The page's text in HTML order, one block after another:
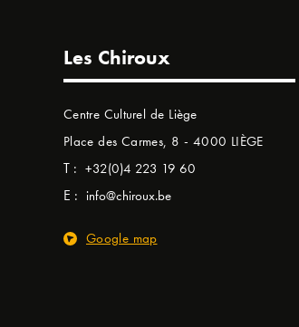
Les Chiroux
Centre Culturel de Liège
Place des Carmes, 8 - 4000 LIÈGE
T : +32(0)4 223 19 60
E : info@chiroux.be
Google map